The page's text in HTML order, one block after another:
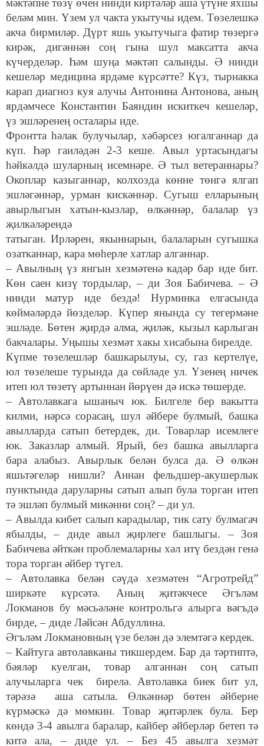
мәктәпне төзү өчен нинди киртәләр аша үтүне яхшы
беләм мин. Үзем ул чакта укытучы идем. Төзелешкә
акча бирмиләр. Дүрт яшь укытучыга фатир төзергә
кирәк, дигәннән соң гына шул максатта акча
күчерделәр. Һәм шуңа мәктәп салынды. Ә нинди
кешеләр медицина ярдәме күрсәтте? Күз, тырнакка
карап диагноз куя алучы Антонина Антонова, аның
ярдәмчесе Константин Баяндин искиткеч кешеләр,
үз эшләренең осталары иде.
Фронтта һәлак булучылар, хәбәрсез югалганнар да
күп. Һәр гаиләдән 2-3 кеше. Авыл уртасындагы
һәйкәлдә шуларның исемнәре. Ә тыл ветераннары?
Окоплар казыганнар, колхозда көнне төнгә ялгап
эшләгәннәр, урман кискәннәр. Сугыш елларының
авырлыгын хатын-кызлар, өлкәннәр, балалар үз
җилкәләрендә
татыган. Ирләрен, якыннарын, балаларын сугышка
озатканнар, кара мөһерле хатлар алганнар.
– Авылның үз янгын хезмәтенә кадәр бар иде бит.
Көн саен кизү тордылар, – ди Зоя Бабичева. – Ә
нинди матур иде бездә! Нурминка елгасында
көймәләрдә йөзделәр. Күпер янында су тегермәне
эшләде. Бөтен җирдә алма, җиләк, кызыл карлыган
бакчалары. Уңышы хезмәт хакы хисабына бирелде.
Күпме төзелешләр башкарылуы, су, газ кертелүе,
юл төзелеше турында да сөйләде ул. Үзенең ничек
итеп юл төзетү артыннан йөрүен дә искә төшерде.
– Автолавкага ышаныч юк. Билгеле бер вакытта
килми, нәрсә сорасаң, шул әйбере булмый, башка
авылларда сатып бетердек, ди. Товарлар исемлеге
юк. Заказлар алмый. Ярый, без башка авылларга
бара алабыз. Авырлык белән булса да. Ә өлкән
яшьтәгеләр нишли? Аннан фельдшер-акушерлык
пунктында даруларны сатып алып була торган итеп
тә эшләп булмый микәнни соң? – ди ул.
– Авылда кибет салып карадылар, тик сату булмагач
ябылды, – диде авыл җирлеге башлыгы. – Зоя
Бабичева әйткән проблемаларны хәл итү бездән генә
тора торган әйбер түгел.
– Автолавка белән сәүдә хезмәтен “Агротрейд”
ширкәте күрсәтә. Аның җитәкчесе Әгъләм
Локманов бу мәсьәләне контрольгә алырга вәгъдә
бирде, – диде Ләйсән Абдуллина.
Әгъләм Локмановның үзе белән дә элемтәгә кердек.
– Кайтуга автолавканы тикшердем. Бар да тәртиптә,
бәяләр куелган, товар алганнан соң сатып
алучыларга чек бирелә. Автолавка биек бит ул,
тәрәзә аша сатыла. Өлкәннәр бөтен әйберне
күрмәскә дә мөмкин. Товар җитәрлек була. Бер
көндә 3-4 авылга баралар, кайбер әйберләр бетеп тә
китә ала, – диде ул. – Без 45 авылга хезмәт